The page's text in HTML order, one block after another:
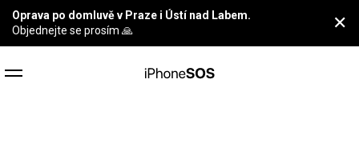
Oprava po domluvě v Praze i Ústí nad Labem.
Objednejte se prosím 🙏
✕